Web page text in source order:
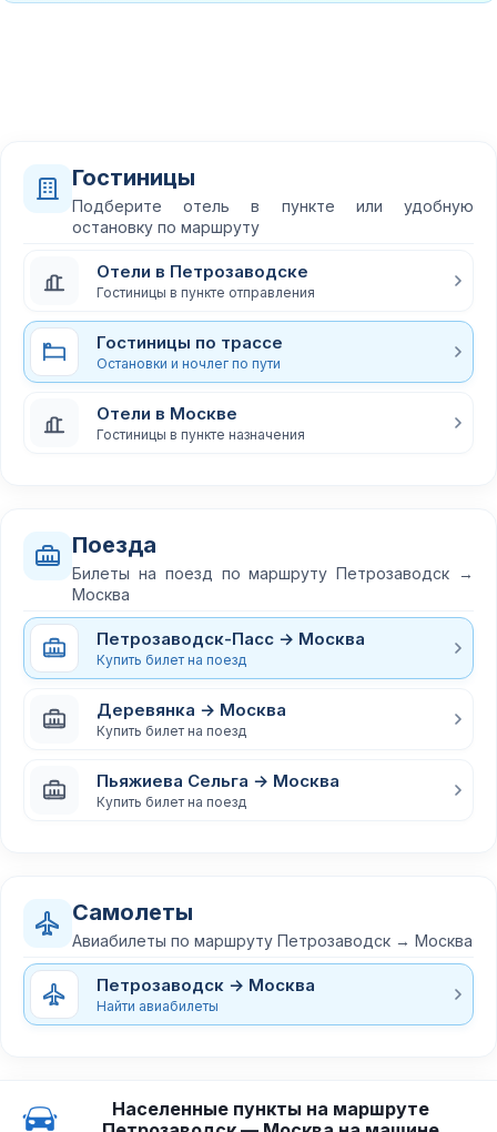
Гостиницы
Подберите отель в пункте или удобную
остановку по маршруту
Отели в Петрозаводске
Гостиницы в пункте отправления
Гостиницы по трассе
Остановки и ночлег по пути
Отели в Москве
Гостиницы в пункте назначения
Поезда
Билеты на поезд по маршруту Петрозаводск →
Москва
Петрозаводск-Пасс → Москва
Купить билет на поезд
Деревянка → Москва
Купить билет на поезд
Пьяжиева Сельга → Москва
Купить билет на поезд
Самолеты
Авиабилеты по маршруту Петрозаводск → Москва
Петрозаводск → Москва
Найти авиабилеты
Населенные пункты на маршруте